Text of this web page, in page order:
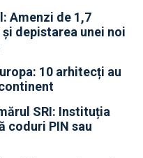
Amenzi de 1,7
depistarea unei noi
10 arhitecți au
SRI: Instituția
coduri PIN sau